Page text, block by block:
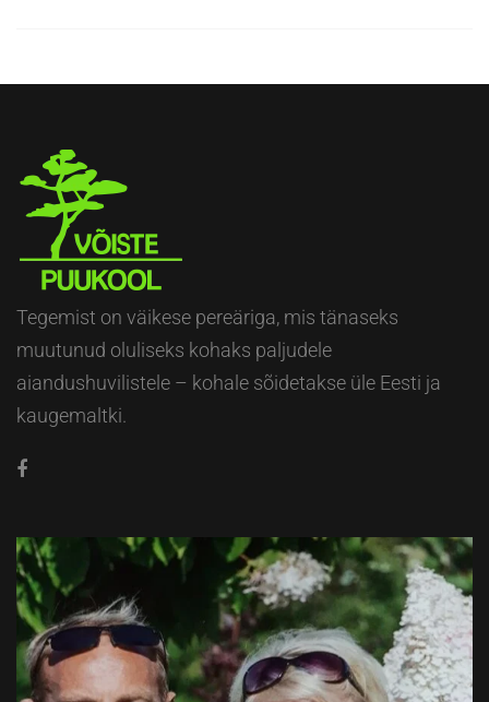
Tegemist on väikese pereäriga, mis tänaseks
muutunud oluliseks kohaks paljudele
aiandushuvilistele – kohale sõidetakse üle Eesti ja
kaugemaltki.